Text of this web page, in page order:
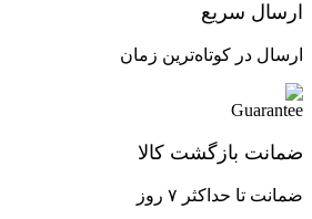
ارسال سریع
ارسال در کوتاه‌ترین زمان
ضمانت بازگشت کالا
ضمانت تا حداکثر ۷ روز